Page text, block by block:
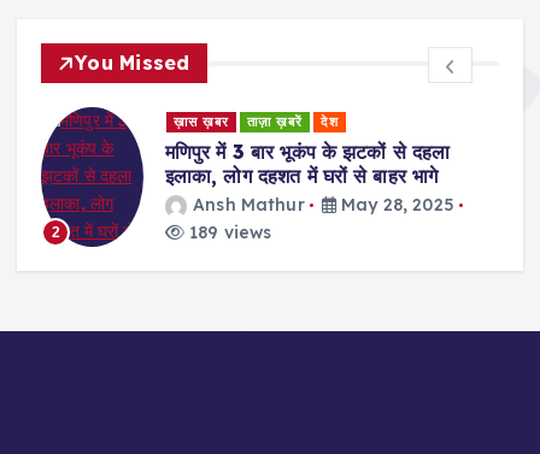
t
s
p
a
You Missed
2
ख़ास ख़बर ताज़ा ख़बरें देश
मणिपुर में 3 बार भूकंप के झटकों से दहला
इलाका, लोग दहशत में घरों से बाहर भागे
Ansh Mathur
May 28, 2025
189 views